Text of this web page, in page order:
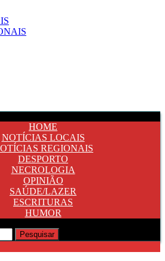
HOME
NOTÍCIAS LOCAIS
REGIONAIS
DESPORTO
NECROLOGIA
OPINIÃO
SAÚDE/LAZER
ESCRITURAS
HUMOR